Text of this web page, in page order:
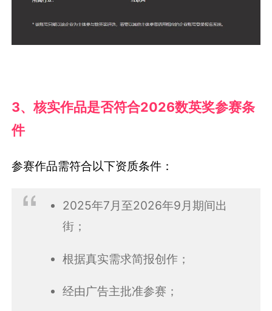
3、核实作品是否符合2026数英奖参赛条
件
参赛作品需符合以下资质条件：
2025年7月至2026年9月期间出
街；
根据真实需求简报创作；
经由广告主批准参赛；